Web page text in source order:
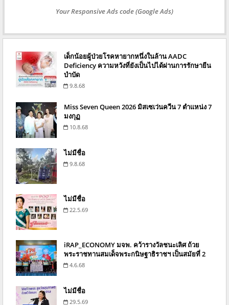
Your Responsive Ads code (Google Ads)
เด็กน้อยผู้ป่วยโรคหายากหนึ่งในล้าน AADC
Deficiency ความหวังที่ยังเป็นไปได้ผ่านการรักษายีน
บำบัด
9.8.68
Miss Seven Queen 2026 มิสเซเว่นควีน 7 ตำแหน่ง 7
มงกุฏ
10.8.68
ไม่มีชื่อ
9.8.68
ไม่มีชื่อ
22.5.69
iRAP_ECONOMY มจพ. คว้ารางวัลชนะเลิศ ถ้วย
พระราชทานสมเด็จพระกนิษฐาธิราชฯ เป็นสมัยที่ 2
4.6.68
ไม่มีชื่อ
29.5.69